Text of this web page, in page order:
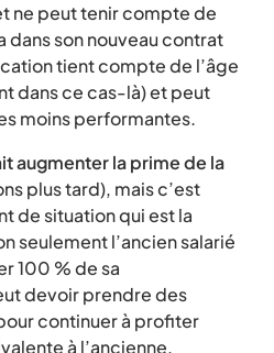
ne peut tenir compte de
dans son nouveau contrat
tient compte de l’âge
dans ce cas-là) et peut
moins performantes.
augmenter la prime de la
plus tard), mais c’est
de situation qui est la
seulement l’ancien salarié
100 % de sa
devoir prendre des
continuer à profiter
à l’ancienne.